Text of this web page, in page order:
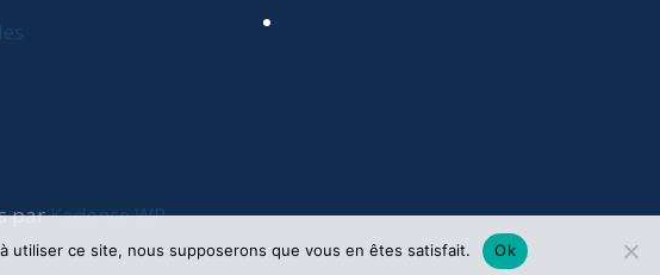
parKadence WP
utiliser ce site, nous supposerons que vous en êtes satisfait. Ok